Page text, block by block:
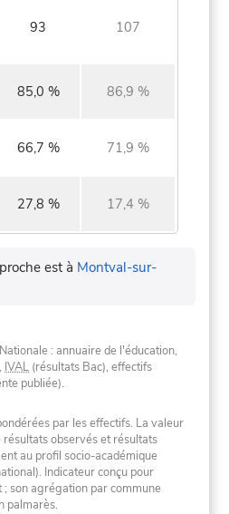
93 107
85,0 % 86,9 %
66,7 % 71,9 %
27,8 % 17,4 %
est à Montval-sur-
: annuaire de l'éducation,
IVAL (résultats Bac), effectifs
publiée).
par les effectifs. La valeur
observés et résultats
au profil socio-académique
Indicateur conçu pour
son agrégation par commune
palmarès.